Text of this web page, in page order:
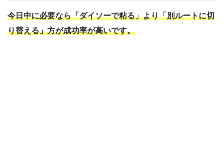
今日中に必要なら「ダイソーで粘る」より「別ルートに切
り替える」方が成功率が高いです。